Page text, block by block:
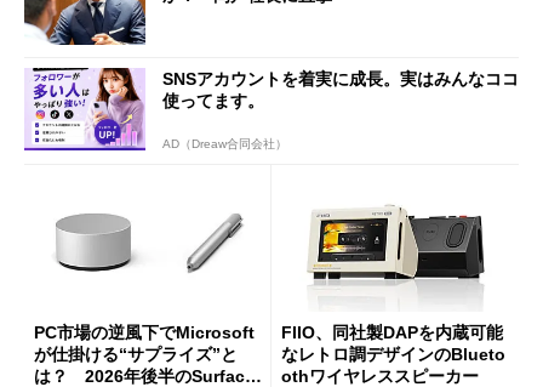
SNSアカウントを着実に成長。実はみんなココ
使ってます。
AD（Dreaw合同会社）
PC市場の逆風下でMicrosoft
が仕掛ける“サプライズ”と
は？ 2026年後半のSurface
FIIO、同社製DAPを内蔵可能
なレトロ調デザインのBlueto
othワイヤレススピーカー